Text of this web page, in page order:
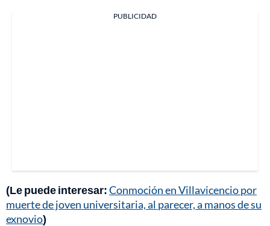
PUBLICIDAD
(Le puede interesar:Conmoción en Villavicencio por
muerte de joven universitaria, al parecer, a manos de su
exnovio)